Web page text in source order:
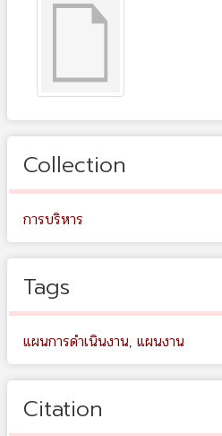
Collection
การบริหาร
Tags
แผนการดำเนินงาน, แผนงาน
Citation